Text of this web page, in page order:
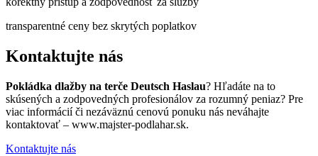
transparentné ceny bez skrytých poplatkov
Kontaktujte nás
Pokládka dlažby na terče Deutsch Haslau? Hľadáte na to
skúsených a zodpovedných profesionálov za rozumný peniaz? Pre
viac informácií či nezáväznú cenovú ponuku nás neváhajte
kontaktovať – www.majster-podlahar.sk.
Kontaktujte nás